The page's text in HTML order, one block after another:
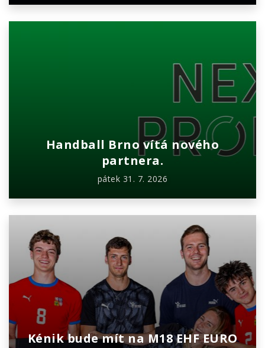
Handball Brno vítá nového
partnera.
pátek 31. 7. 2026
Kénik bude mít na M18 EHF EURO